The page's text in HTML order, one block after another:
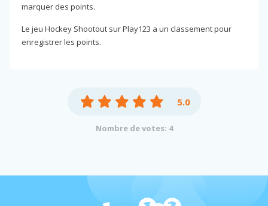
marquer des points.
Le jeu Hockey Shootout sur Play123 a un classement pour
enregistrer les points.
5.0
Nombre de votes: 4